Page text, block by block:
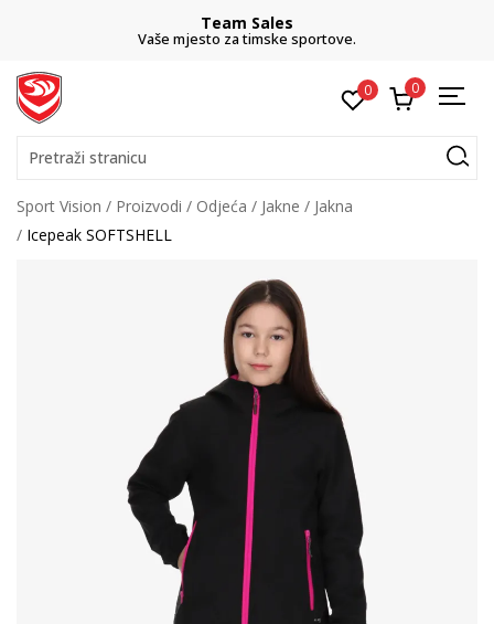
Team Sales
Vaše mjesto za timske sportove.
0 0
Pretraži stranicu
Sport Vision Proizvodi Odjeća Jakne
Jakna
Icepeak SOFTSHELL